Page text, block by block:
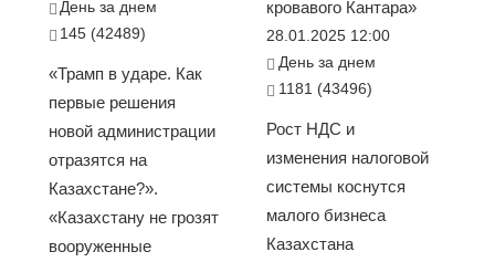
День за днем
145 (42489)
«Трамп в ударе. Как
первые решения
новой администрации
отразятся на
Казахстане?».
«Казахстану не грозят
вооруженные
кровавого Кантара»
28.01.2025 12:00
День за днем
1181 (43496)
Рост НДС и
изменения налоговой
системы коснутся
малого бизнеса
Казахстана